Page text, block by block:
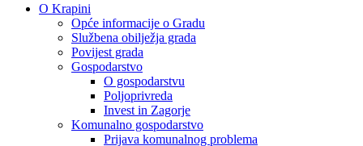
O Krapini
Opće informacije o Gradu
Službena obilježja grada
Povijest grada
Gospodarstvo
O gospodarstvu
Poljoprivreda
Invest in Zagorje
Komunalno gospodarstvo
Prijava komunalnog problema